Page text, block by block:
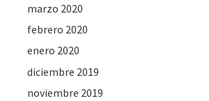
marzo 2020
febrero 2020
enero 2020
diciembre 2019
noviembre 2019